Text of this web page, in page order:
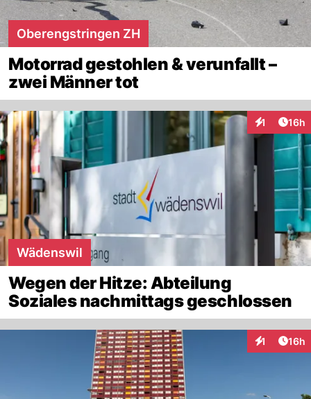
Oberengstringen ZH
Motorrad gestohlen & verunfallt –
zwei Männer tot
1 16h
Wädenswil
Wegen der Hitze: Abteilung
Soziales nachmittags geschlossen
1 16h